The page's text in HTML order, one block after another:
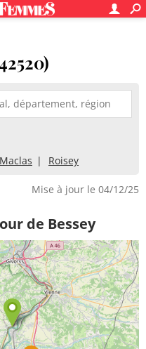
Maclas Roisey
Mise à jour le 04/12/25
de Bessey